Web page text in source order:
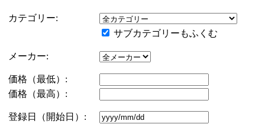
カテゴリー:
サブカテゴリーもふくむ
メーカー:
価格（最低）:
価格（最高）:
登録日（開始日）: